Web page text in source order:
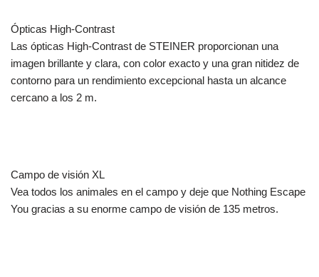
Ópticas High-Contrast
Las ópticas High-Contrast de STEINER proporcionan una
imagen brillante y clara, con color exacto y una gran nitidez de
contorno para un rendimiento excepcional hasta un alcance
cercano a los 2 m.
Campo de visión XL
Vea todos los animales en el campo y deje que Nothing Escape
You gracias a su enorme campo de visión de 135 metros.